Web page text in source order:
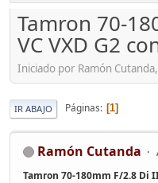
Tamron 70-
VC VXD G2
Iniciado por Ramón
IR ABAJO Páginas 1
Ramón Cutanda
Tamron 70-180mm F/2.8 Di